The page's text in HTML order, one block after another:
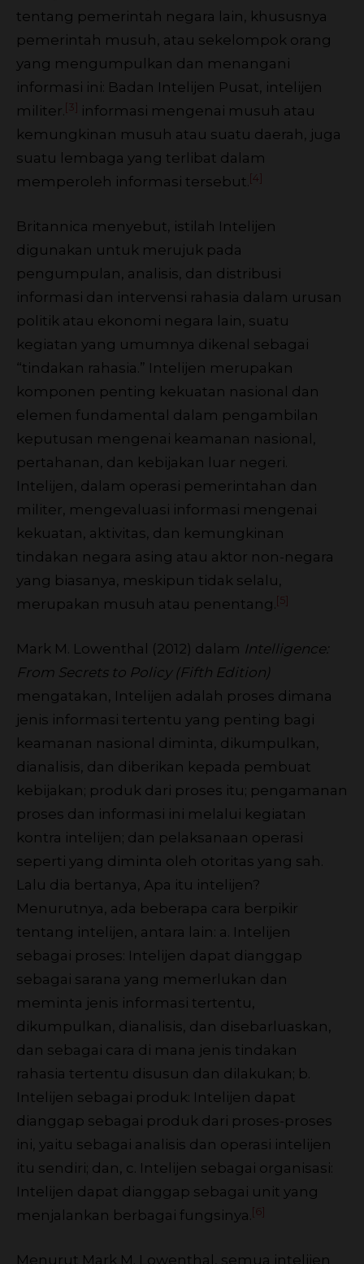
tentang pemerintah negara lain, khususnya
pemerintah musuh, atau sekelompok orang
yang mengumpulkan dan menangani
informasi ini: Badan Intelijen Pusat, intelijen
militer. [3]
informasi mengenai musuh atau
kemungkinan musuh atau suatu daerah, juga
suatu lembaga yang terlibat dalam
memperoleh informasi tersebut. [4]
Britannica menyebut, istilah Intelijen
digunakan untuk merujuk pada
pengumpulan, analisis, dan distribusi
informasi dan intervensi rahasia dalam urusan
politik atau ekonomi negara lain, suatu
kegiatan yang umumnya dikenal sebagai
“tindakan rahasia.” Intelijen merupakan
komponen penting kekuatan nasional dan
elemen fundamental dalam pengambilan
keputusan mengenai keamanan nasional,
pertahanan, dan kebijakan luar negeri.
Intelijen, dalam operasi pemerintahan dan
militer, mengevaluasi informasi mengenai
kekuatan, aktivitas, dan kemungkinan
tindakan negara asing atau aktor non-negara
yang biasanya, meskipun tidak selalu,
merupakan musuh atau penentang. [5]
Mark M. Lowenthal (2012) dalam Intelligence:
From Secrets to Policy (Fifth Edition)
mengatakan, Intelijen adalah proses dimana
jenis informasi tertentu yang penting bagi
keamanan nasional diminta, dikumpulkan,
dianalisis, dan diberikan kepada pembuat
kebijakan; produk dari proses itu; pengamanan
proses dan informasi ini melalui kegiatan
kontra intelijen; dan pelaksanaan operasi
seperti yang diminta oleh otoritas yang sah.
Lalu dia bertanya, Apa itu intelijen?
Menurutnya, ada beberapa cara berpikir
tentang intelijen, antara lain: a. Intelijen
sebagai proses: Intelijen dapat dianggap
sebagai sarana yang memerlukan dan
meminta jenis informasi tertentu,
dikumpulkan, dianalisis, dan disebarluaskan,
dan sebagai cara di mana jenis tindakan
rahasia tertentu disusun dan dilakukan; b.
Intelijen sebagai produk: Intelijen dapat
dianggap sebagai produk dari proses-proses
ini, yaitu sebagai analisis dan operasi intelijen
itu sendiri; dan, c. Intelijen sebagai organisasi:
Intelijen dapat dianggap sebagai unit yang
menjalankan berbagai fungsinya. [6]
Menurut Mark M. Lowenthal, semua intelijen